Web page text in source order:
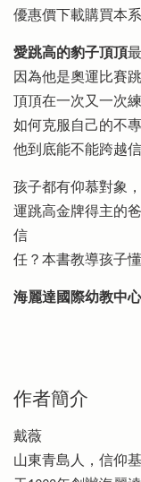
優惠價下載購買本
愛跳高的豹子頂頂
因為他是奧運比賽
頂頂在一次又一次
如何克服自己的不
他到底能不能跨越
孩子都有仰慕對象
運跳高金牌得主的
信
任？本書教導孩子懂
海麗達國際幼教中
作者簡介
戴薇
山東青島人，信仰基